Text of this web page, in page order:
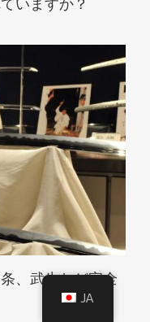
、武生など完全
JA